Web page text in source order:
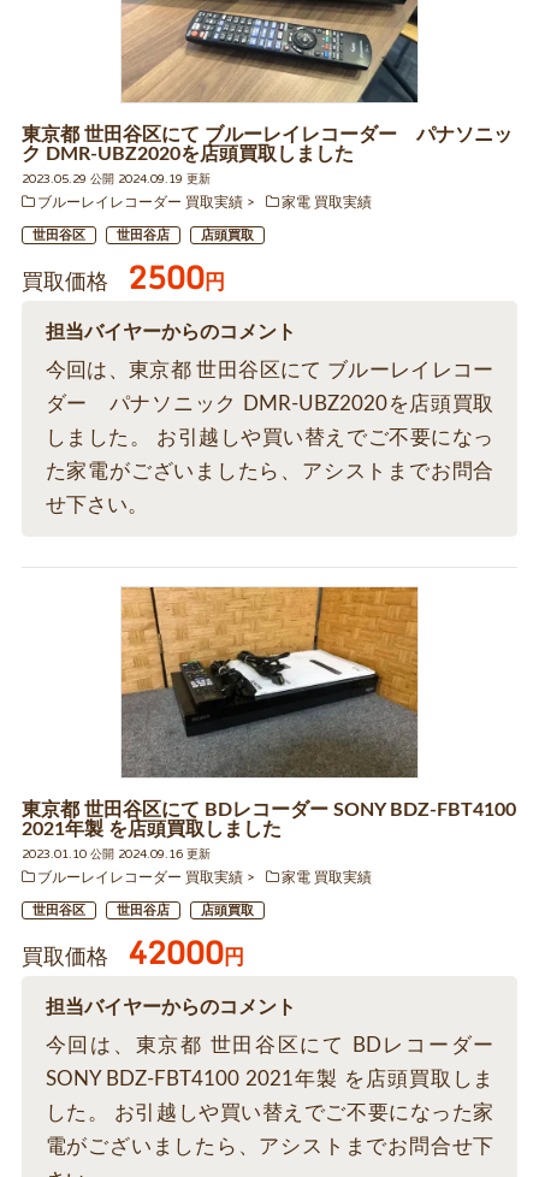
東京都 世田谷区にて ブルーレイレコーダー パナソニッ
ク DMR-UBZ2020を店頭買取しました
2023.05.29 公開 2024.09.19 更新
ブルーレイレコーダー 買取実績
家電 買取実績
世田谷区 世田谷店 店頭買取
買取価格 2500円
担当バイヤーからのコメント
今回は、東京都 世田谷区にて ブルーレイレコー
ダー パナソニック DMR-UBZ2020を店頭買取
しました。 お引越しや買い替えでご不要になっ
た家電がございましたら、アシストまでお問合
せ下さい。
東京都 世田谷区にて BDレコーダー SONY BDZ-FBT4100
2021年製 を店頭買取しました
2023.01.10 公開 2024.09.16 更新
ブルーレイレコーダー 買取実績
家電 買取実績
世田谷区 世田谷店 店頭買取
買取価格 42000円
担当バイヤーからのコメント
今回は、東京都 世田谷区にて BDレコーダー
SONY BDZ-FBT4100 2021年製 を店頭買取しま
した。 お引越しや買い替えでご不要になった家
電がございましたら、アシストまでお問合せ下